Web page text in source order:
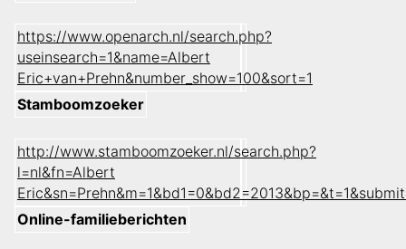
https://www.openarch.nl/search.php?
useinsearch=1&name=Albert
Eric+van+Prehn&number_show=100&sort=1
Stamboomzoeker
http://www.stamboomzoeker.nl/search.php?
l=nl&fn=Albert
Online-familieberichten